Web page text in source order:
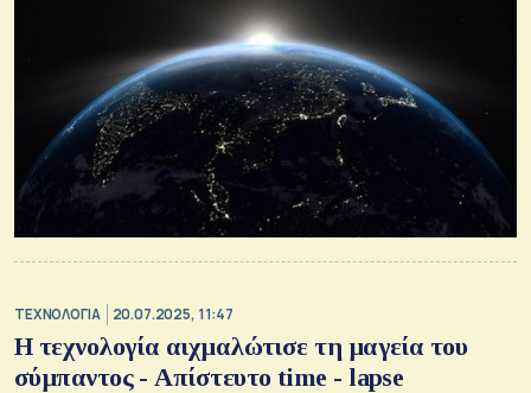
ΤΕΧΝΟΛΟΓΙΑ 20.07.2025, 11:47
Η τεχνολογία αιχμαλώτισε τη μαγεία του
σύμπαντος - Απίστευτο time - lapse